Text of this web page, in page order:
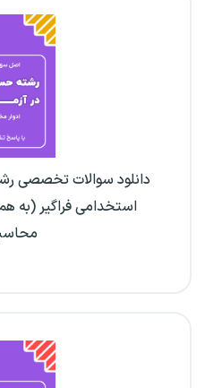
دانلود سوالات تخصصی
استخدامی فراگیر (به